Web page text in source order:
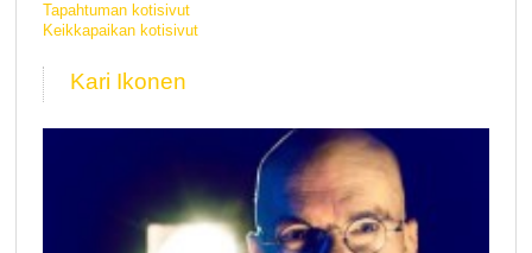
Tapahtuman kotisivut
Keikkapaikan kotisivut
Kari Ikonen